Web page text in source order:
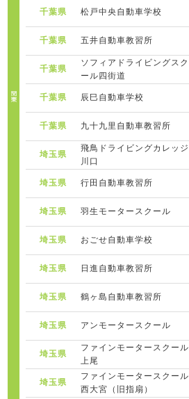
千葉県 松戸中央自動車学校
千葉県 五井自動車教習所
千葉県
ソフィアドライビングスク
ール四街道
千葉県 辰巳自動車学校
千葉県 九十九里自動車教習所
埼玉県
飛鳥ドライビングカレッジ
川口
埼玉県 行田自動車教習所
埼玉県 羽生モータースクール
埼玉県 おごせ自動車学校
埼玉県 日進自動車教習所
埼玉県 鶴ヶ島自動車教習所
埼玉県 アンモータースクール
埼玉県
ファインモータースクール
上尾
埼玉県
ファインモータースクール
西大宮（旧指扇）